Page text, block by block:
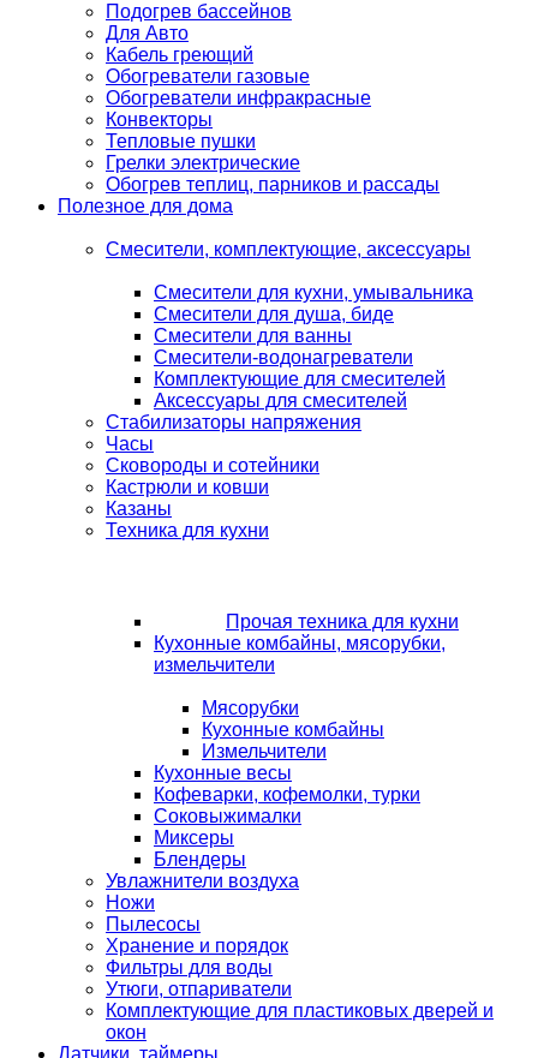
Подогрев бассейнов
Для Авто
Кабель греющий
Обогреватели газовые
Обогреватели инфракрасные
Конвекторы
Тепловые пушки
Грелки электрические
Обогрев теплиц, парников и рассады
Полезное для дома
Смесители, комплектующие, аксессуары
Смесители для кухни, умывальника
Смесители для душа, биде
Смесители для ванны
Смесители-водонагреватели
Комплектующие для смесителей
Аксессуары для смесителей
Стабилизаторы напряжения
Часы
Сковороды и сотейники
Кастрюли и ковши
Казаны
Техника для кухни
Прочая техника для кухни
Кухонные комбайны, мясорубки,
измельчители
Мясорубки
Кухонные комбайны
Измельчители
Кухонные весы
Кофеварки, кофемолки, турки
Соковыжималки
Миксеры
Блендеры
Увлажнители воздуха
Ножи
Пылесосы
Хранение и порядок
Фильтры для воды
Утюги, отпариватели
Комплектующие для пластиковых дверей и
окон
Датчики, таймеры